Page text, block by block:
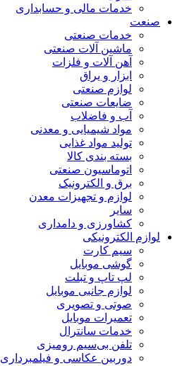
خدمات مالی و حسابداری
صنعت
خدمات صنعتی
ماشین آلات صنعتی
آهن آلات و فلزات
ابزار و یراق
لوازم صنعتی
ضایعات صنعتی
آب و فاضلاب
مواد شیمیایی و معدنی
تولید مواد غذایی
بسته بندی کالا
اتوماسیون صنعتی
برق و الکترونیک
لوازم و تجهیزات معدن
سایر
کشاورزی و دامداری
لوازم الکترونیکی
سیم کارت
گوشی موبایل
لپ تاپ و تبلت
لوازم جانبی موبایل
صوتی و تصویری
تعمیرات موبایل
خدمات سانترال
تلفن بی‌سیم رومیزی
دوربین عکاسی و فیلمبرداری